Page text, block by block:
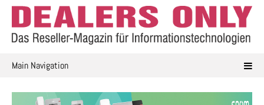
Skip
content
Main Navigation